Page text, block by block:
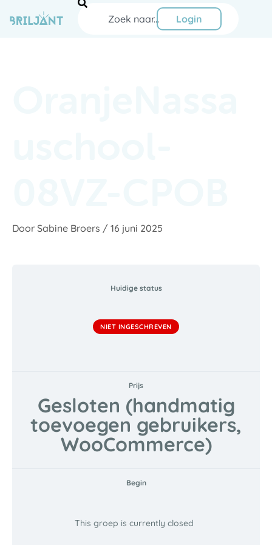
naar
Zoeken
Login
Door Sabine Broers / 16 juni 2025
Huidige status
NIET INGESCHREVEN
Prijs
Gesloten (handmatig
toevoegen gebruikers,
WooCommerce)
Begin
This groep is currently closed